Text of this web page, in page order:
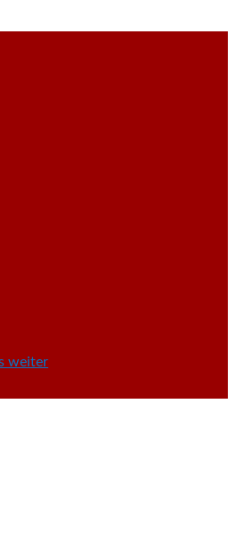
weiter